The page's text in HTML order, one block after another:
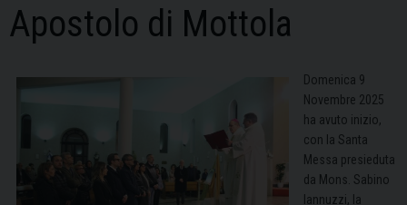
Apostolo di Mottola
Domenica 9
Novembre 2025
ha avuto inizio,
con la Santa
Messa presieduta
da Mons. Sabino
Iannuzzi, la